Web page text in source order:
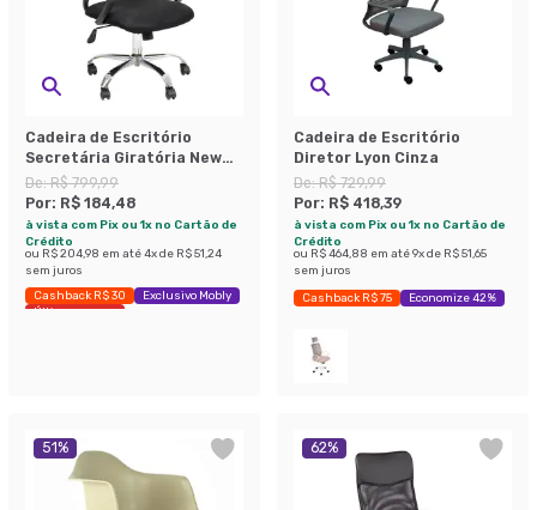
Cadeira de Escritório
Secretária Giratória New
Java Preta
De:R$ 799,99
Por: R$ 184,48
à vista com Pix ou 1x no Cartão de
Crédito
ou R$ 204,98 em até4x de R$ 51,24
sem juros
Cashback R$ 30
Exclusivo Mobly
Últimas peças
Cadeira de Escritório
Diretor Lyon Cinza
De:R$ 729,99
Por: R$ 418,39
à vista com Pix ou 1x no Cartão de
Crédito
ou R$ 464,88 em até9x de R$ 51,65
sem juros
Cashback R$ 75 Economize 42%
51% 62%